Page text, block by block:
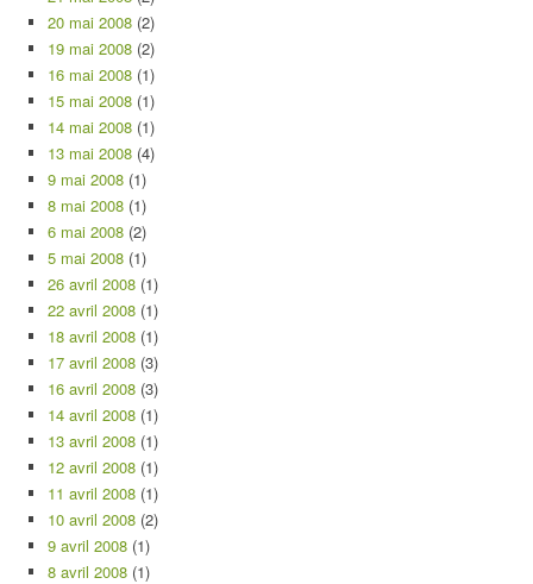
20 mai 2008 (2)
19 mai 2008 (2)
16 mai 2008 (1)
15 mai 2008 (1)
14 mai 2008 (1)
13 mai 2008 (4)
9 mai 2008 (1)
8 mai 2008 (1)
6 mai 2008 (2)
5 mai 2008 (1)
26 avril 2008 (1)
22 avril 2008 (1)
18 avril 2008 (1)
17 avril 2008 (3)
16 avril 2008 (3)
14 avril 2008 (1)
13 avril 2008 (1)
12 avril 2008 (1)
11 avril 2008 (1)
10 avril 2008 (2)
9 avril 2008 (1)
8 avril 2008 (1)